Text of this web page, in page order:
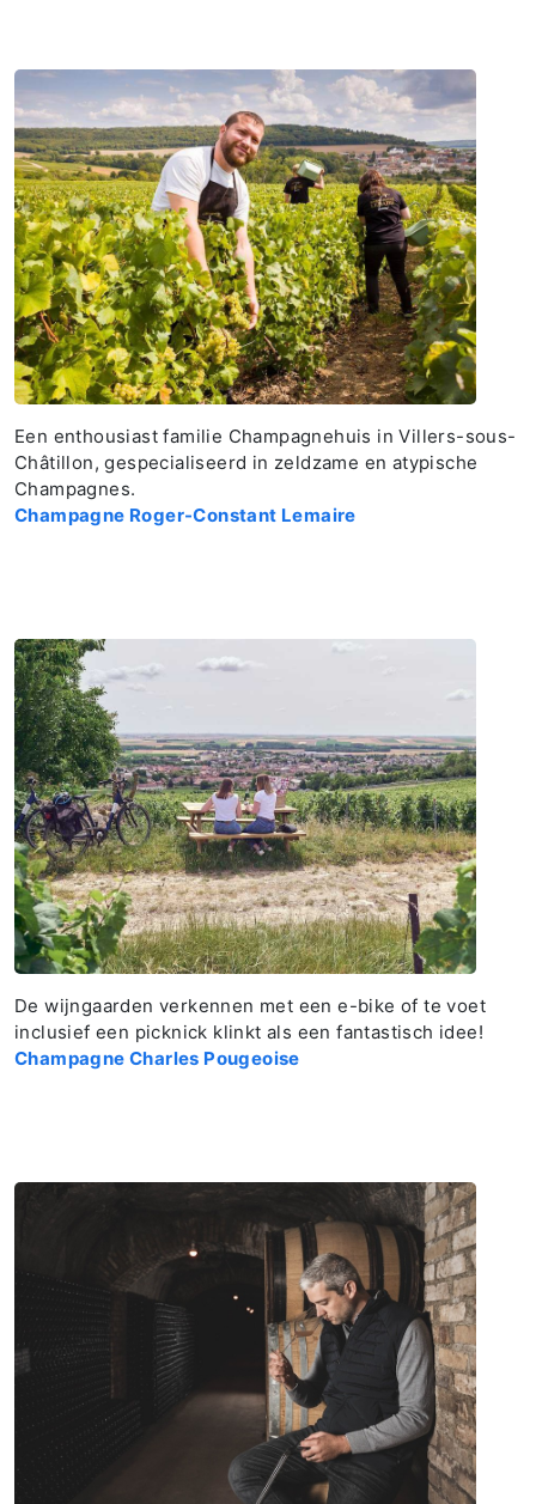
Een enthousiast familie Champagnehuis in Villers-sous-
Châtillon, gespecialiseerd in zeldzame en atypische
Champagnes.
Champagne Roger-Constant Lemaire
De wijngaarden verkennen met een e-bike of te voet
inclusief een picknick klinkt als een fantastisch idee!
Champagne Charles Pougeoise